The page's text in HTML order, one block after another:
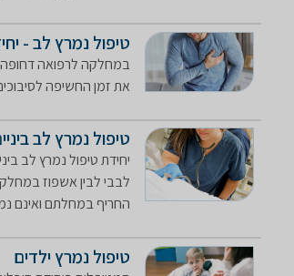
טיפול נמרץ לב -
במחלקה לרפואה דחופה
את זמן החשיפה
טיפול נמרץ לב
יחידת טיפול נמרץ לב
לבבי לבין אשפוז
החריף במחלתם ואינם
טיפול נמרץ ילדים